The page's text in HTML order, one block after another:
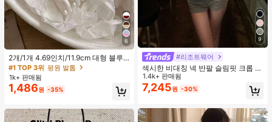
6
2개/1개 4.69인치/11.9cm 대형 블루
& 화이트 1피스 플라스틱 헤어 클로
클립, 데일리 웨어, 캐주얼, 파티, 출퇴
근, 휴가, 헤어스타일링, 메이크업, 의
상 매칭 비치 헤어 클립 바캉스 헤어
클러치에 적합한 세련되고 다재다능
하며 우아하고 미니멀한 단색 헤어 액
세서리
#1 TOP 3위 평원 발톱
1k+ 판매됨
1,486원 -35%
9
#리조트웨어
섹시한 비대칭 넥 반팔 슬림핏 크롭 탑
화이트 여름
1.4k+ 판매됨
7,245원 -30%